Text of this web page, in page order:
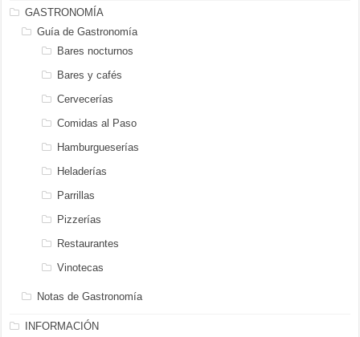
GASTRONOMÍA
Guía de Gastronomía
Bares nocturnos
Bares y cafés
Cervecerías
Comidas al Paso
Hamburgueserías
Heladerías
Parrillas
Pizzerías
Restaurantes
Vinotecas
Notas de Gastronomía
INFORMACIÓN